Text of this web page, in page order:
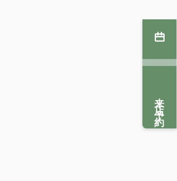
来店予約